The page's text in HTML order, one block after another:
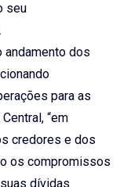
seu
andamento dos
para as
“em
credores e dos
os compromissos
dívidas